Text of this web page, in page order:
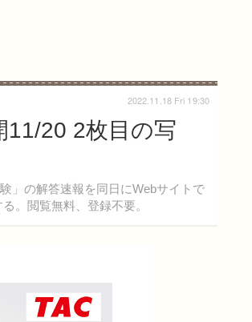
11/20 2枚目の写
」の解答速報を同日にWebサイトで
。閲覧無料、登録不要。
2022.11.18 Fri 19:30